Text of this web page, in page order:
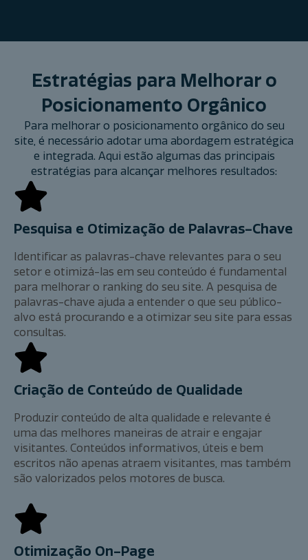
Estratégias para Melhorar o
Posicionamento Orgânico
Para melhorar o posicionamento orgânico do seu
site, é necessário adotar uma abordagem estratégica
e integrada. Aqui estão algumas das principais
estratégias para alcançar melhores resultados:
Pesquisa e Otimização de Palavras-Chave
Identificar as palavras-chave relevantes para o seu
setor e otimizá-las em seu conteúdo é fundamental
para melhorar o ranking do seu site. A pesquisa de
palavras-chave ajuda a entender o que seu público-
alvo está procurando e a otimizar seu site para essas
consultas.
Criação de Conteúdo de Qualidade
Produzir conteúdo de alta qualidade e relevante é
uma das melhores maneiras de atrair e engajar
visitantes. Conteúdos informativos, úteis e bem
escritos não apenas atraem visitantes, mas também
são valorizados pelos motores de busca.
Otimização On-Page